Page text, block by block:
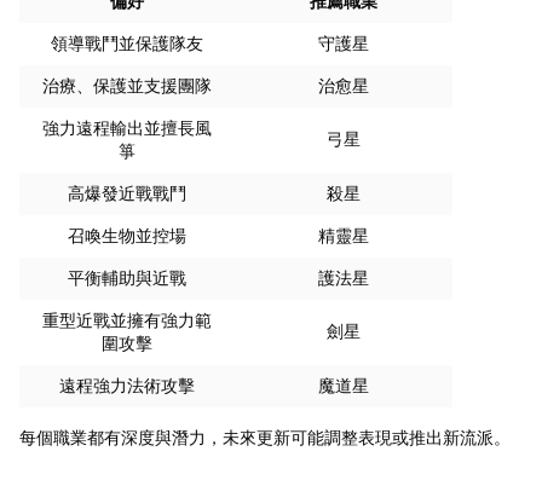
領導戰鬥並保護隊友 守護星
治療、保護並支援團隊 治愈星
強力遠程輸出並擅長風
箏
弓星
高爆發近戰戰鬥 殺星
召喚生物並控場 精靈星
平衡輔助與近戰 護法星
重型近戰並擁有強力範
圍攻擊
劍星
遠程強力法術攻擊 魔道星
每個職業都有深度與潛力，未來更新可能調整表現或推出新流派。